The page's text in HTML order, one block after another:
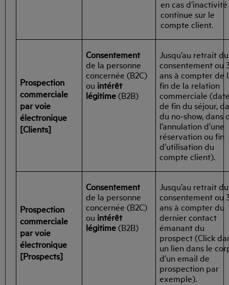
en cas d’inactivité
continue sur le
compte client.
Prospection
commerciale
par voie
électronique
[Clients]
Consentement
de la personne
concernée (B2C)
ou intérêt
légitime(B2B)
Jusqu’au retrait du
consentement ou
ans à compter de
fin de la relation
commerciale
de fin du séjour,
du no-show, dans
l’annulation d’une
réservation ou fin
d’utilisation du
compte client).
Prospection
commerciale
par voie
électronique
[Prospects]
Consentement
de la personne
concernée (B2C)
ou intérêt
légitime(B2B)
Jusqu’au retrait du
consentement ou
ans à compter du
dernier contact
émanant du
prospect (Click
un lien dans le
d’un email de
prospection par
exemple).